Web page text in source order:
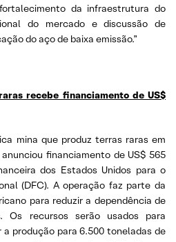
da infraestrutura do
do mercado e discussão de
do aço de baixa emissão.”
recebe financiamento de US$
mina que produz terras raras em
financiamento de US$ 565
dos Estados Unidos para o
(DFC). A operação faz parte da
para reduzir a dependência de
Os recursos serão usados para
a produção para 6.500 toneladas de